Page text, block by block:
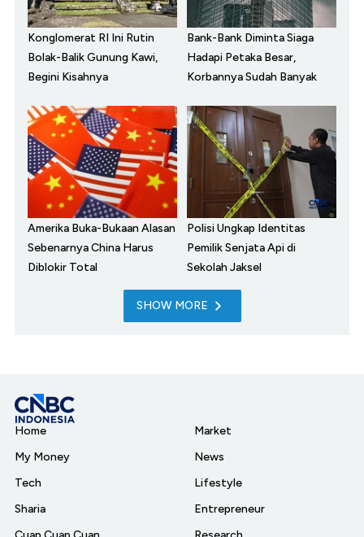
Konglomerat RI Ini Rutin
Bolak-Balik Gunung Kawi,
Begini Kisahnya
Bank-Bank Diminta Siaga
Hadapi Petaka Besar,
Korbannya Sudah Banyak
Amerika Buka-Bukaan Alasan
Sebenarnya China Harus
Diblokir Total
Polisi Ungkap Identitas
Pemilik Senjata Api di
Sekolah Jaksel
SHOW MORE
Home
My Money
Tech
Sharia
Market
News
Lifestyle
Entrepreneur